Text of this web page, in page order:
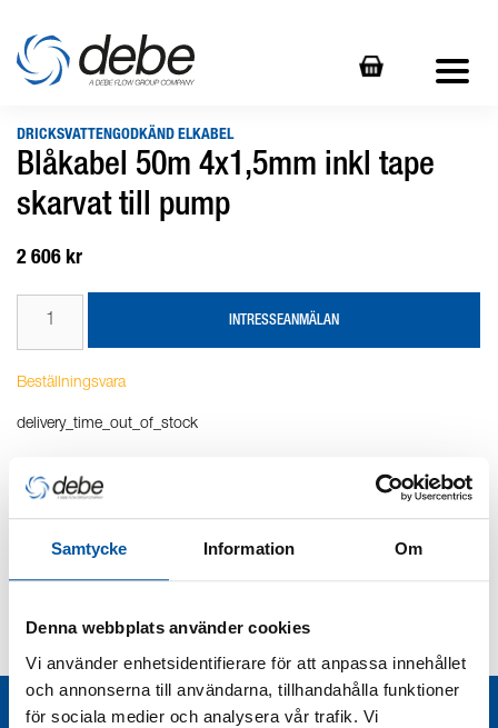
Samtycke Information Om
Denna webbplats använder cookies
Vi använder enhetsidentifierare för att anpassa innehållet
och annonserna till användarna, tillhandahålla funktioner
för sociala medier och analysera vår trafik. Vi
DRICKSVATTENGODKÄND ELKABEL
Blåkabel 50m 4x1,5mm inkl tape
skarvat till pump
2 606 kr
INTRESSEANMÄLAN
Beställningsvara
delivery_time_out_of_stock
Produktbeskrivning
Teknisk dokumentation
Liknande produktgrupper